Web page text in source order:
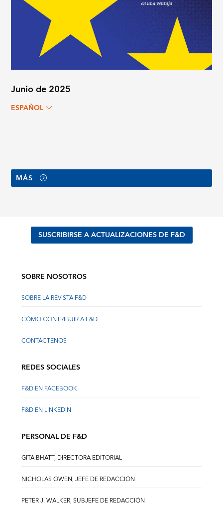
Junio de 2025
ESPAÑOL
MÁS
SUSCRIBIRSE A ACTUALIZACIONES DE F&D
SOBRE NOSOTROS
SOBRE LA REVISTA F&D
CÓMO CONTRIBUIR A F&D
CONTÁCTENOS
REDES SOCIALES
F&D EN FACEBOOK
F&D EN LINKEDIN
PERSONAL DE F&D
GITA BHATT, DIRECTORA EDITORIAL
NICHOLAS OWEN, JEFE DE REDACCIÓN
PETER J. WALKER, SUBJEFE DE REDACCIÓN